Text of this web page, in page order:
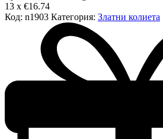
Златно
колие
13 x €16.74
Код: n1903 Категория: Златни колиета